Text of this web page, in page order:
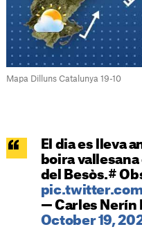
Mapa Dilluns Catalunya 19-10
El dia es lleva
boira
del Besòs.#
— Carles Nerín
October 19,